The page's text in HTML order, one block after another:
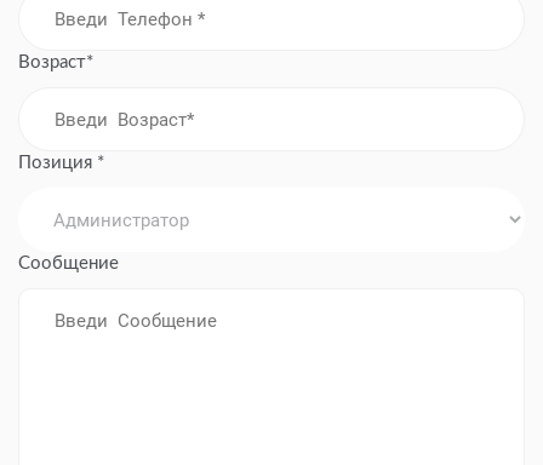
Возраст*
Позиция *
Сообщение